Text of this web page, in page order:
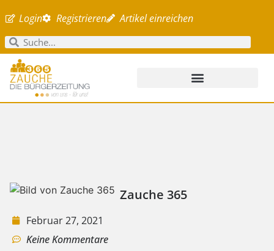
Login Registrieren Artikel einreichen
Zauche 365
Februar 27, 2021
Keine Kommentare